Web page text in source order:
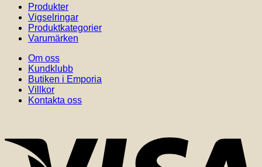
Produkter
Vigselringar
Produktkategorier
Varumärken
Om oss
Kundklubb
Butiken i Emporia
Villkor
Kontakta oss